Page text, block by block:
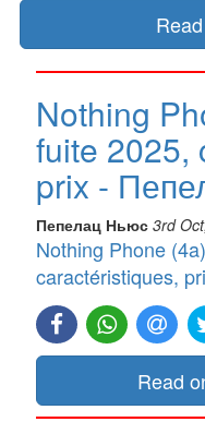
Nothing
fuite 2025,
prix -
Пепелац Ньюс 3rd
Nothing Phone
caractéristiques,
Read